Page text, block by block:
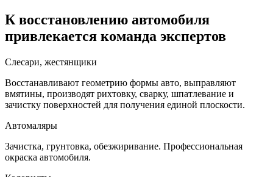
К восстановлению автомобиля
привлекается команда экспертов
Слесари, жестянщики
Восстанавливают геометрию формы авто, выправляют
вмятины, производят рихтовку, сварку, шпатлевание и
зачистку поверхностей для получения единой плоскости.
Автомаляры
Зачистка, грунтовка, обезжиривание. Профессиональная
окраска автомобиля.